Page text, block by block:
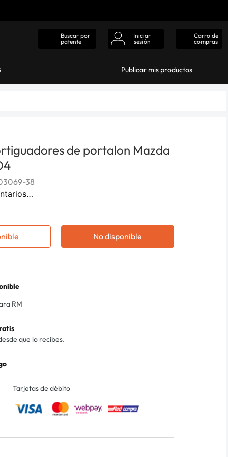
Buscar por
patente
Iniciar
sesión
Carro de
compras
Publicar mis productos
de portalon Mazda
38
No disponible
RM
que lo recibes.
Tarjetas de débito